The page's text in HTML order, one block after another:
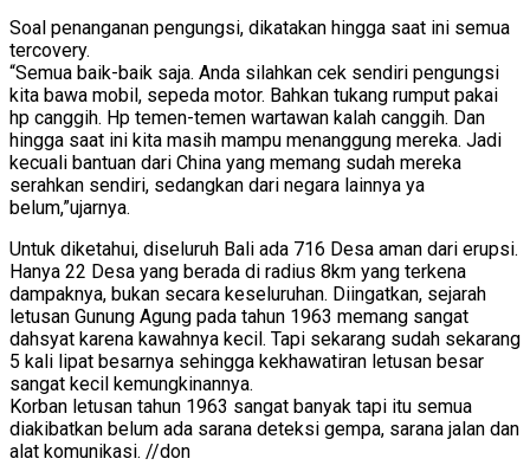
Soal penanganan pengungsi, dikatakan hingga saat ini semua
tercovery.
“Semua baik-baik saja. Anda silahkan cek sendiri pengungsi
kita bawa mobil, sepeda motor. Bahkan tukang rumput pakai
hp canggih. Hp temen-temen wartawan kalah canggih. Dan
hingga saat ini kita masih mampu menanggung mereka. Jadi
kecuali bantuan dari China yang memang sudah mereka
serahkan sendiri, sedangkan dari negara lainnya ya
belum,”ujarnya.
Untuk diketahui, diseluruh Bali ada 716 Desa aman dari erupsi.
Hanya 22 Desa yang berada di radius 8km yang terkena
dampaknya, bukan secara keseluruhan. Diingatkan, sejarah
letusan Gunung Agung pada tahun 1963 memang sangat
dahsyat karena kawahnya kecil. Tapi sekarang sudah sekarang
5 kali lipat besarnya sehingga kekhawatiran letusan besar
sangat kecil kemungkinannya.
Korban letusan tahun 1963 sangat banyak tapi itu semua
diakibatkan belum ada sarana deteksi gempa, sarana jalan dan
alat komunikasi. //don